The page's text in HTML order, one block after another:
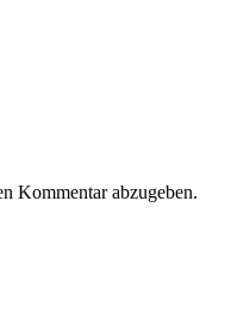
Kommentar abzugeben.